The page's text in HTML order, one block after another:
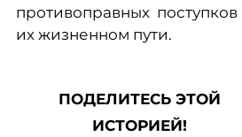
противоправных
их жизненном пути.
ПОДЕЛИТЕСЬ ЭТОЙ
ИСТОРИЕЙ!